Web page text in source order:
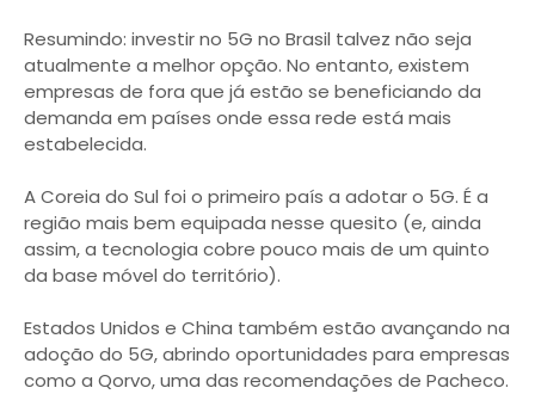
Resumindo: investir no 5G no Brasil talvez não seja
atualmente a melhor opção. No entanto, existem
empresas de fora que já estão se beneficiando da
demanda em países onde essa rede está mais
estabelecida.
A Coreia do Sul foi o primeiro país a adotar o 5G. É a
região mais bem equipada nesse quesito (e, ainda
assim, a tecnologia cobre pouco mais de um quinto
da base móvel do território).
Estados Unidos e China também estão avançando na
adoção do 5G, abrindo oportunidades para empresas
como a Qorvo, uma das recomendações de Pacheco.